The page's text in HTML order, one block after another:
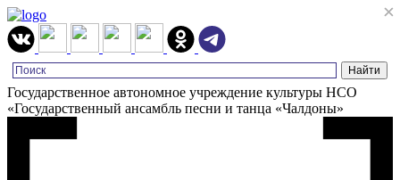
Государственное автономное учреждение культуры НСО
«Государственный ансамбль песни и танца «Чалдоны»
×
×